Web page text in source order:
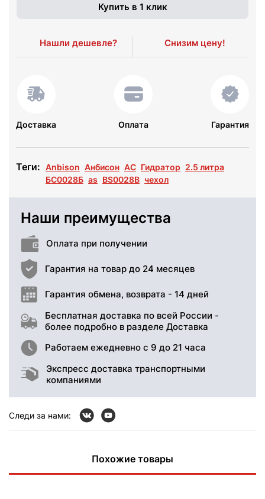
Купить в 1 клик
Нашли дешевле? Снизим цену!
Доставка Оплата Гарантия
Теги: Anbison Анбисон АС Гидратор 2.5 литра
БС0028Б as BS0028B чехол
Наши преимущества
Оплата при получении
Гарантия на товар до 24 месяцев
Гарантия обмена, возврата - 14 дней
Бесплатная доставка по всей России -
более подробно в разделе Доставка
Работаем ежедневно с 9 до 21 часа
Экспресс доставка транспортными
компаниями
Следи за нами:
Похожие товары